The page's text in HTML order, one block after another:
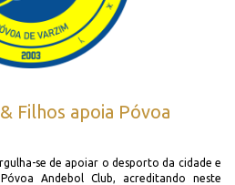
Filhos apoia Póvoa
se de apoiar o desporto da cidade e
Andebol Club, acreditando neste